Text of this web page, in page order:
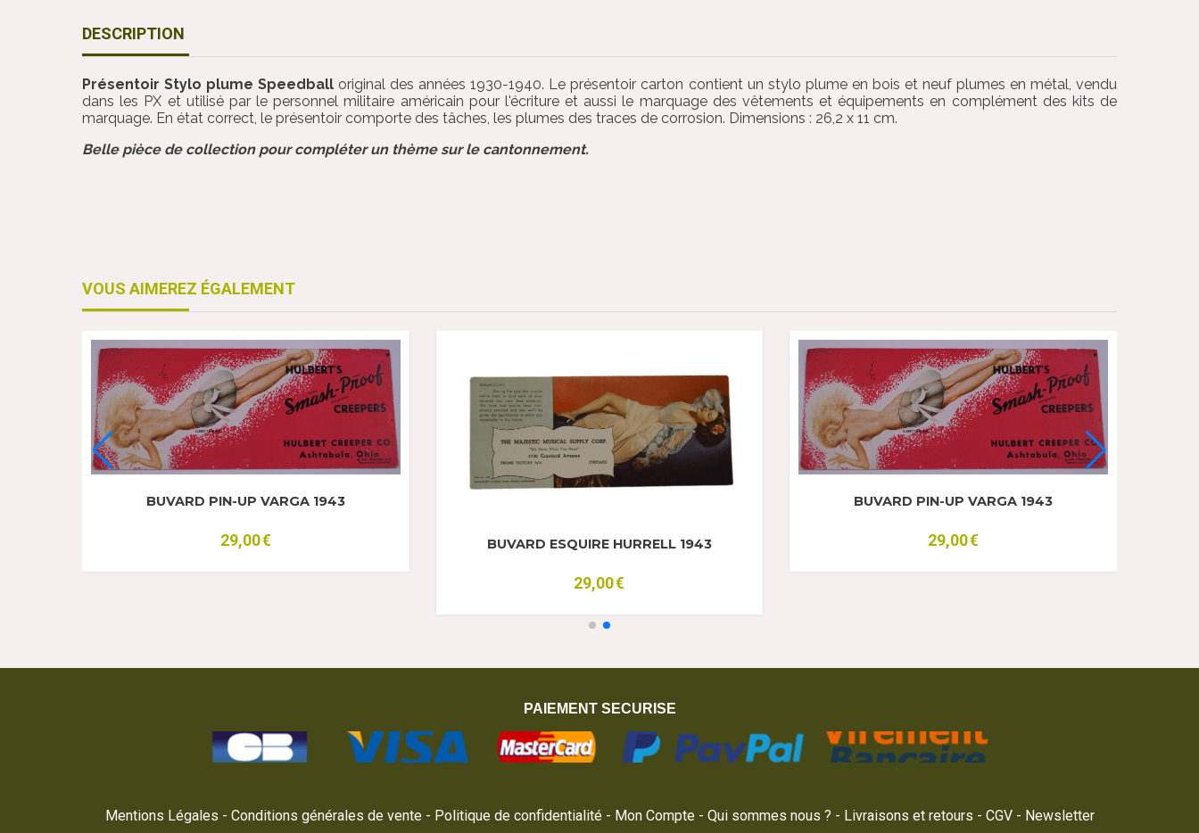
DESCRIPTION
Présentoir Stylo plume Speedball original des années 1930-1940. Le présentoir carton contient un stylo plume en bois et neuf plumes en métal, vendu
dans les PX et utilisé par le personnel militaire américain pour l'écriture et aussi le marquage des vêtements et équipements en complément des kits de
marquage. En état correct, le présentoir comporte des tâches, les plumes des traces de corrosion. Dimensions : 26,2 x 11 cm.
Belle pièce de collection pour compléter un thème sur le cantonnement.
VOUS AIMEREZ ÉGALEMENT
BUVARD PIN-UP VARGA 1943
29,00€ BUVARD ESQUIRE HURRELL 1943
29,00€
BUVARD PIN-UP VARGA 1943
29,00€
PAIEMENT SECURISE
Mentions Légales Conditions générales de vente Politique de confidentialité Mon Compte Qui sommes nous ? Livraisons et retours CGV Newsletter